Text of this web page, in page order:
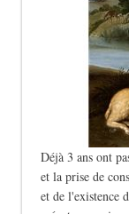
Déjà 3 ans ont
et la prise de
et de l'existence